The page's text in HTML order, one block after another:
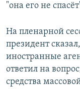
"она его не
На пленарной
президент
иностранные
ответил на
средства